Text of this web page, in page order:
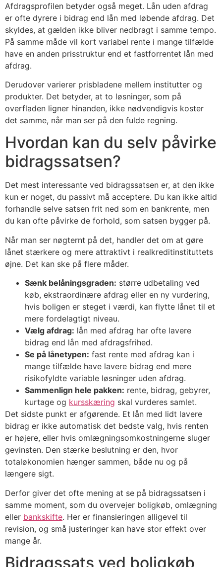
Afdragsprofilen betyder også meget. Lån uden afdrag
er ofte dyrere i bidrag end lån med løbende afdrag. Det
skyldes, at gælden ikke bliver nedbragt i samme tempo.
På samme måde vil kort variabel rente i mange tilfælde
have en anden prisstruktur end et fastforrentet lån med
afdrag.
Derudover varierer prisbladene mellem institutter og
produkter. Det betyder, at to løsninger, som på
overfladen ligner hinanden, ikke nødvendigvis koster
det samme, når man ser på den fulde regning.
Hvordan kan du selv påvirke
bidragssatsen?
Det mest interessante ved bidragssatsen er, at den ikke
kun er noget, du passivt må acceptere. Du kan ikke altid
forhandle selve satsen frit ned som en bankrente, men
du kan ofte påvirke de forhold, som satsen bygger på.
Når man ser nøgternt på det, handler det om at gøre
lånet stærkere og mere attraktivt i realkreditinstituttets
øjne. Det kan ske på flere måder.
Sænk belåningsgraden: større udbetaling ved
køb, ekstraordinære afdrag eller en ny vurdering,
hvis boligen er steget i værdi, kan flytte lånet til et
mere fordelagtigt niveau.
Vælg afdrag: lån med afdrag har ofte lavere
bidrag end lån med afdragsfrihed.
Se på lånetypen: fast rente med afdrag kan i
mange tilfælde have lavere bidrag end mere
risikofyldte variable løsninger uden afdrag.
Sammenlign hele pakken: rente, bidrag, gebyrer,
kurtage og kursskæring skal vurderes samlet.
Det sidste punkt er afgørende. Et lån med lidt lavere
bidrag er ikke automatisk det bedste valg, hvis renten
er højere, eller hvis omlægningsomkostningerne sluger
gevinsten. Den stærke beslutning er den, hvor
totaløkonomien hænger sammen, både nu og på
længere sigt.
Derfor giver det ofte mening at se på bidragssatsen i
samme moment, som du overvejer boligkøb, omlægning
eller bankskifte. Her er finansieringen alligevel til
revision, og små justeringer kan have stor effekt over
mange år.
Bidragssats ved boligkøb